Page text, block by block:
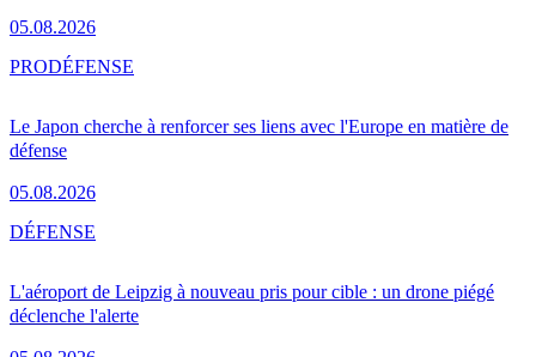
05.08.2026
Le Japon cherche à renforcer ses liens avec l'Europe en matière de
défense
05.08.2026
PRODÉFENSE
L'aéroport de Leipzig à nouveau pris pour cible : un drone piégé
déclenche l'alerte
DÉFENSE